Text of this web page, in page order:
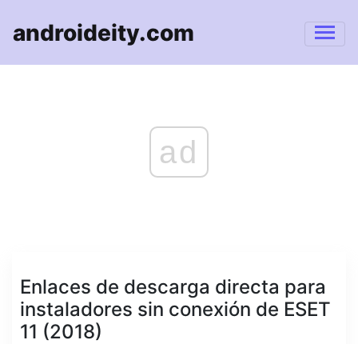
androideity.com
ad
Enlaces de descarga directa para
instaladores sin conexión de ESET
11 (2018)